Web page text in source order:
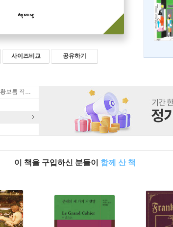
사이즈비교 공유하기
뮤지컬 〈휴남동 서점〉X 황보름 작가 북토크
이 책을 구입하신 분들이 함께 산 책